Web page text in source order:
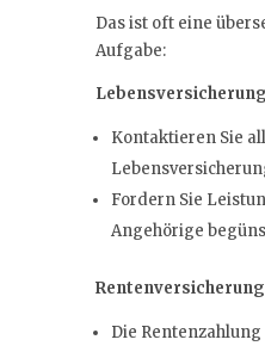
Das ist oft eine
Aufgabe:
Kontaktieren Sie
Fordern Sie
Angehörige
Die